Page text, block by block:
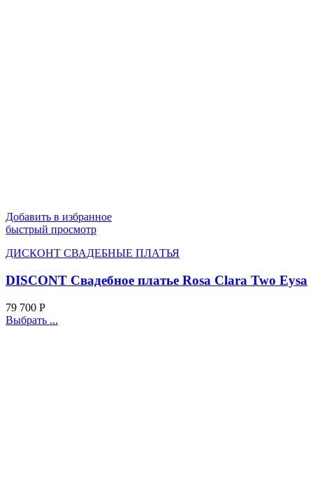
Добавить в избранное
быстрый просмотр
ДИСКОНТ СВАДЕБНЫЕ ПЛАТЬЯ
DISCONT Свадебное платье Rosa Clara Two Eysa
79 700 Р
Выбрать ...